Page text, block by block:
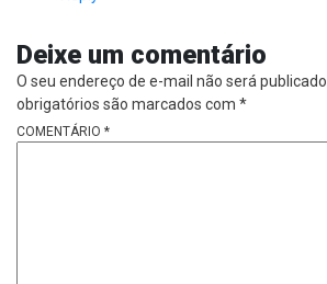
Deixe um comentário
O seu endereço de e-mail não será publicado.
obrigatórios são marcados com *
COMENTÁRIO *